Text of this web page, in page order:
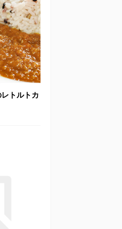
トルトカ